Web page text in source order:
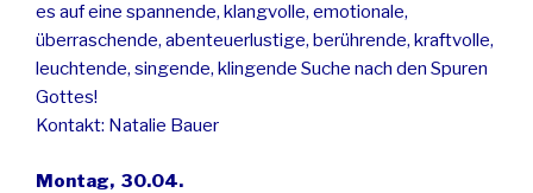
es auf eine spannende, klangvolle, emotionale,
überraschende, abenteuerlustige, berührende, kraftvolle,
leuchtende, singende, klingende Suche nach den Spuren
Gottes!
Kontakt: Natalie Bauer
Montag, 30.04.